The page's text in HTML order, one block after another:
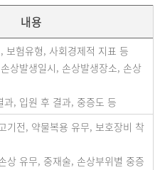
내용
보험유형, 사회경제적 지표 등
상발생일시, 손상발생장소, 손상
과, 입원 후 결과, 중증도 등
기전, 약물복용 유무, 보호장비 착
상 유무, 중재술, 손상부위별 중증